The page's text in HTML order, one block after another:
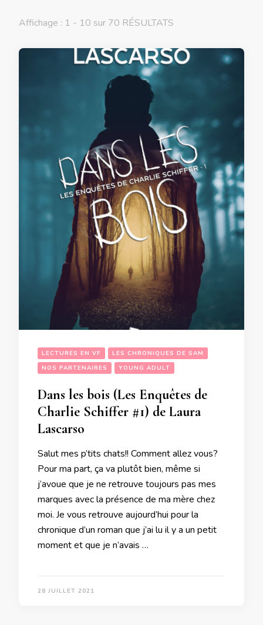
Affichage : 1 - 10 sur 70 RÉSULTATS
LECTURES EN VF
LES CHRONIQUES DE SAM
NOS PARTENAIRES
YOUNG ADULT
Dans les bois (Les Enquêtes de
Charlie Schiffer #1) de Laura
Lascarso
Salut mes p’tits chats!! Comment allez vous?
Pour ma part, ça va plutôt bien, même si
j’avoue que je ne retrouve toujours pas mes
marques avec la présence de ma mère chez
moi. Je vous retrouve aujourd’hui pour la
chronique d’un roman que j’ai lu il y a un petit
moment et que je n’avais …
28 JUILLET 2021